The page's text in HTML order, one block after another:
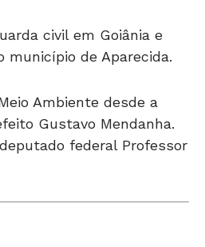
civil em Goiânia e
município de Aparecida.
Ambiente desde a
Gustavo Mendanha.
federal Professor